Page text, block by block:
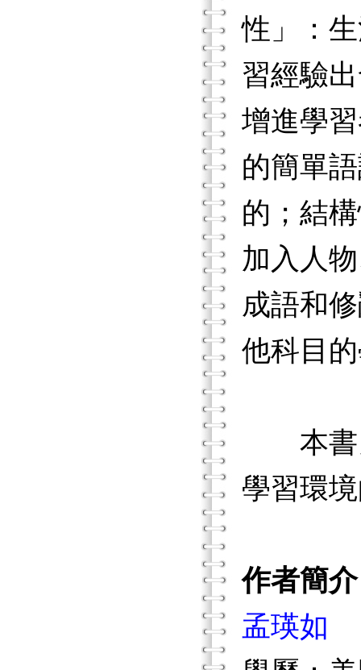
性」：
習經驗
增進學
的簡單
的；結
加入人
成語和
他科目
本書另
學習環
作者簡介
孟瑛如